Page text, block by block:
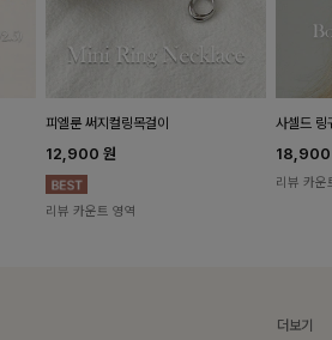
피엘룬 써지컬링목걸이
12,900 원
리뷰 카운트 영역
사셀드 링
리뷰 카운
더보기